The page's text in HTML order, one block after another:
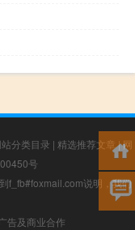
分类目录 | 精选推荐文章 |网
号
f_fb#foxmail.com说明，我们
告及商业合作